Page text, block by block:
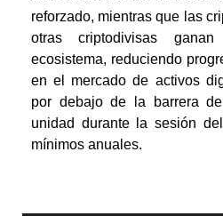
reforzado, mientras que las
otras criptodivisas
ecosistema, reduciendo
en el mercado de activos
por debajo de la barrera
unidad durante la sesión
mínimos anuales.